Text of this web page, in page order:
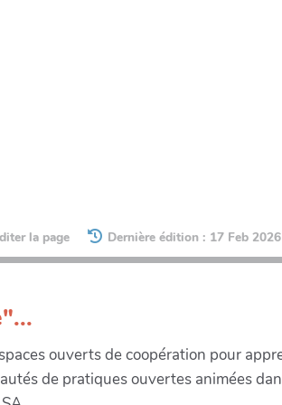
la page Dernière édition : 17 Feb 2026